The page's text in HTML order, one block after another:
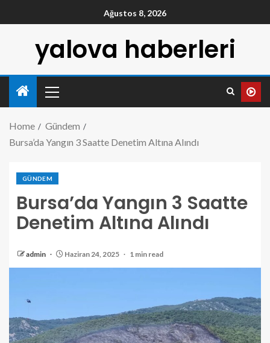
Ağustos 8, 2026
yalova haberleri
Home
Gündem
Bursa’da Yangın 3 Saatte Denetim Altına Alındı
GÜNDEM
Bursa’da Yangın 3 Saatte
Denetim Altına Alındı
admin Haziran 24, 2025 1 min read